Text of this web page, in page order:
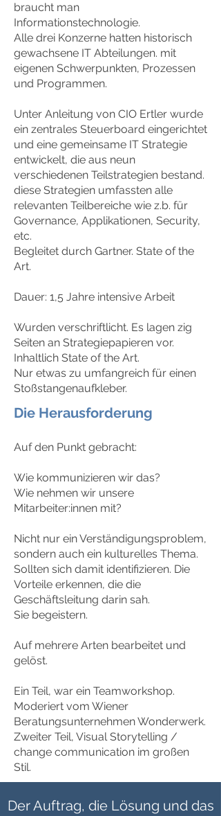
braucht man
Informationstechnologie.
Alle drei Konzerne hatten historisch
gewachsene IT Abteilungen. mit
eigenen Schwerpunkten, Prozessen
und Programmen.
Unter Anleitung von CIO Ertler wurde
ein zentrales Steuerboard eingerichtet
und eine gemeinsame IT Strategie
entwickelt, die aus neun
verschiedenen Teilstrategien bestand.
diese Strategien umfassten alle
relevanten Teilbereiche wie z.b. für
Governance, Applikationen, Security,
etc.
Begleitet durch Gartner. State of the
Art.
Dauer: 1,5 Jahre intensive Arbeit
Wurden verschriftlicht. Es lagen zig
Seiten an Strategiepapieren vor.
Inhaltlich State of the Art.
Nur etwas zu umfangreich für einen
Stoßstangenaufkleber.
Die Herausforderung
Auf den Punkt gebracht:
Wie kommunizieren wir das?
Wie nehmen wir unsere
Mitarbeiter:innen mit?
Nicht nur ein Verständigungsproblem,
sondern auch ein kulturelles Thema.
Sollten sich damit identifizieren. Die
Vorteile erkennen, die die
Geschäftsleitung darin sah.
Sie begeistern.
Auf mehrere Arten bearbeitet und
gelöst.
Ein Teil, war ein Teamworkshop.
Moderiert vom Wiener
Beratungsunternehmen Wonderwerk.
Zweiter Teil, Visual Storytelling /
change communication im großen
Stil.
Der Auftrag, die Lösung und das